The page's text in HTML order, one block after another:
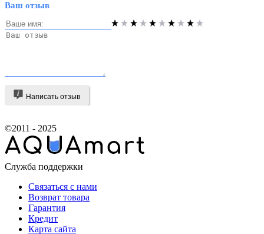
Ваш отзыв
Написать отзыв
©2011 - 2025
Служба поддержки
Связаться с нами
Возврат товара
Гарантия
Кредит
Карта сайта